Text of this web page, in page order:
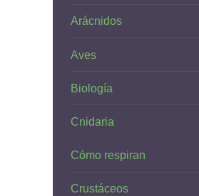
Arácnidos
Aves
Biología
Cnidaria
Cómo respiran
Crustáceos